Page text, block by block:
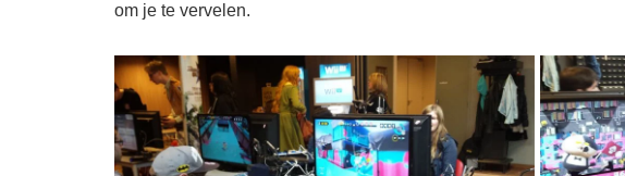
om je te vervelen.